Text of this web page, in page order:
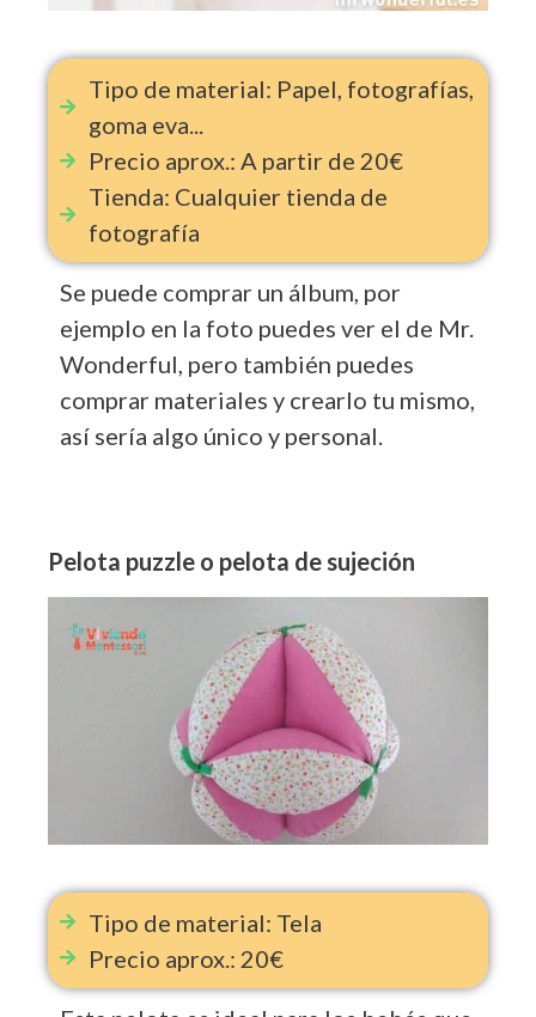
Tipo de material: Papel, fotografías,
goma eva...
Precio aprox.: A partir de 20€
Tienda: Cualquier tienda de
fotografía
Se puede comprar un álbum, por
ejemplo en la foto puedes ver el de Mr.
Wonderful, pero también puedes
comprar materiales y crearlo tu mismo,
así sería algo único y personal.
Pelota puzzle o pelota de sujeción
Tipo de material: Tela
Precio aprox.: 20€